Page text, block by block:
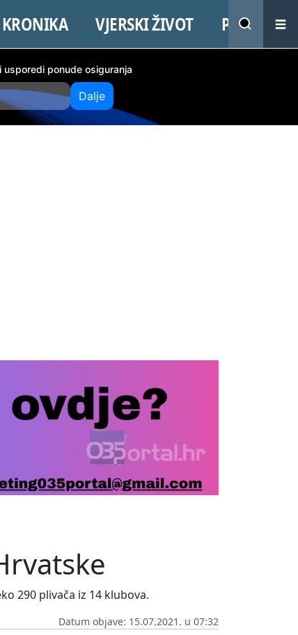
VJERSKI ŽIVOT PROMO
usporedi ponude osiguranja
Dalje
290 plivača iz 14 klubova.
Datum objave: 15.07.2021. u 07:32